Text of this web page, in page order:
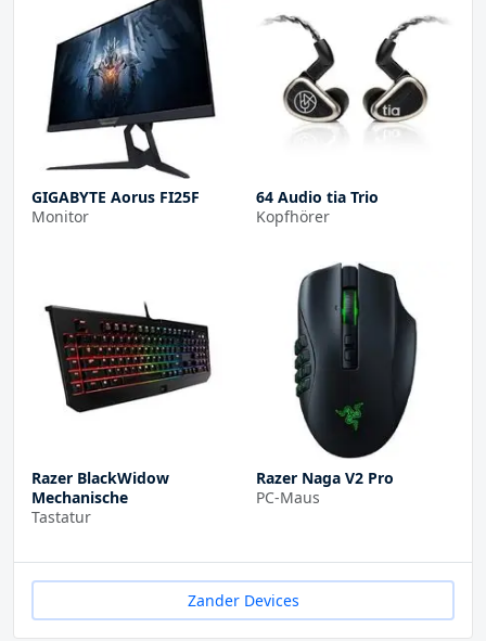
GIGABYTE Aorus FI25F
Monitor
64 Audio tia Trio
Kopfhörer
Razer BlackWidow
Mechanische
Tastatur
Razer Naga V2 Pro
PC-Maus
Zander Devices